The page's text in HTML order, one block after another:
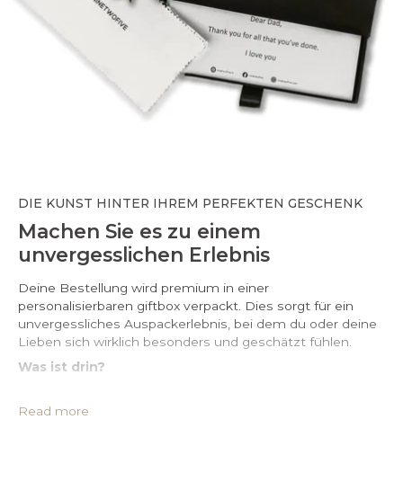
DIE KUNST HINTER IHREM PERFEKTEN GESCHENK
Machen Sie es zu einem
unvergesslichen Erlebnis
Deine Bestellung wird premium in einer
personalisierbaren giftbox verpackt. Dies sorgt für ein
unvergessliches Auspackerlebnis, bei dem du oder deine
Lieben sich wirklich besonders und geschätzt fühlen.
Was ist drin?
• Schutzhülle aus PU-Leder*
Read more